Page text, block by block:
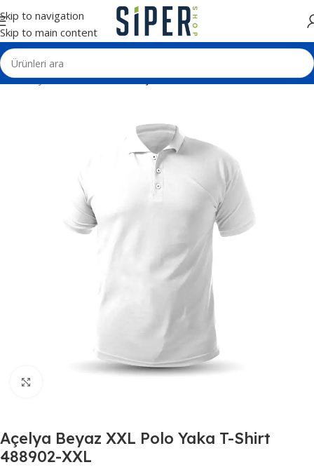
Skip to navigation
Skip to main content
Ana Sayfa Tekstil Ürünleri Tişörtler
Açelya Beyaz XXL Polo Yaka T-Shirt
488902-XXL